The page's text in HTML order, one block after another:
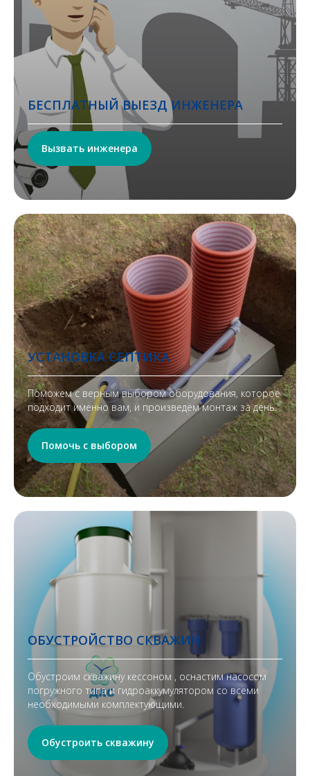
БЕСПЛАТНЫЙ ВЫЕЗД ИНЖЕНЕРА
Вызвать инженера
УСТАНОВКА СЕПТИКА
Поможем с верным выбором оборудования, которое
подходит именно вам, и произведём монтаж за день.
Помочь с выбором
ОБУСТРОЙСТВО СКВАЖИН
Обустроим скважину кессоном , оснастим насосом
погружного типа и гидроаккумулятором со всеми
необходимыми комплектующими.
Обустроить скважину